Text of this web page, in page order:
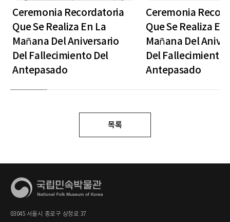
Ceremonia Recordatoria
Que Se Realiza En La
Mañana Del Aniversario
Del Fallecimiento Del
Antepasado
Ceremonia
Que Se Realiza En
Mañana Del
Del Fallecimiento
Antepasado
목록
03045 서울시 종로구 삼청로 37